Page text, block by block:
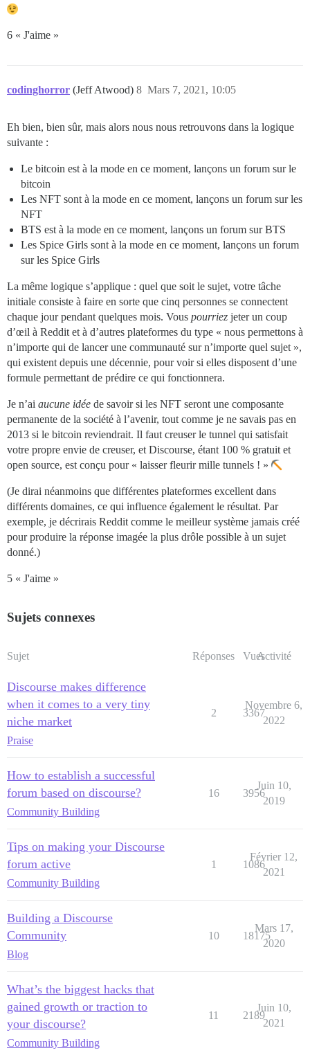
6 « J'aime »
codinghorror (Jeff Atwood) Mars 7, 2021, 10:05
8
Eh bien, bien sûr, mais alors nous nous retrouvons dans la logique
suivante :
Le bitcoin est à la mode en ce moment, lançons un forum sur le
bitcoin
Les NFT sont à la mode en ce moment, lançons un forum sur les
NFT
BTS est à la mode en ce moment, lançons un forum sur BTS
Les Spice Girls sont à la mode en ce moment, lançons un forum
sur les Spice Girls
La même logique s’applique : quel que soit le sujet, votre tâche
initiale consiste à faire en sorte que cinq personnes se connectent
chaque jour pendant quelques mois. Vous pourriez jeter un coup
d’œil à Reddit et à d’autres plateformes du type « nous permettons à
n’importe qui de lancer une communauté sur n’importe quel sujet »,
qui existent depuis une décennie, pour voir si elles disposent d’une
formule permettant de prédire ce qui fonctionnera.
Je n’ai aucune idée de savoir si les NFT seront une composante
permanente de la société à l’avenir, tout comme je ne savais pas en
2013 si le bitcoin reviendrait. Il faut creuser le tunnel qui satisfait
votre propre envie de creuser, et Discourse, étant 100 % gratuit et
open source, est conçu pour « laisser fleurir mille tunnels ! »
(Je dirai néanmoins que différentes plateformes excellent dans
différents domaines, ce qui influence également le résultat. Par
exemple, je décrirais Reddit comme le meilleur système jamais créé
pour produire la réponse imagée la plus drôle possible à un sujet
donné.)
5 « J'aime »
Sujets connexes
Sujet Réponses VuesActivité
Discourse makes difference
when it comes to a very tiny
niche market
Praise
2 3367
Novembre 6,
2022
How to establish a successful
forum based on discourse?
Community Building
16 3956
Juin 10,
2019
Tips on making your Discourse
forum active
Community Building
1 1086
Février 12,
2021
Building a Discourse
Community
Blog
10 18175
Mars 17,
2020
What’s the biggest hacks that
gained growth or traction to
your discourse?
Community Building
11 2189
Juin 10,
2021